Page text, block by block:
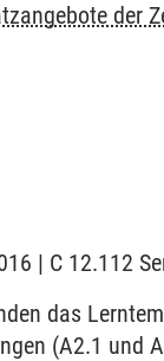
der
| C 12.112
das
(A2.1 und